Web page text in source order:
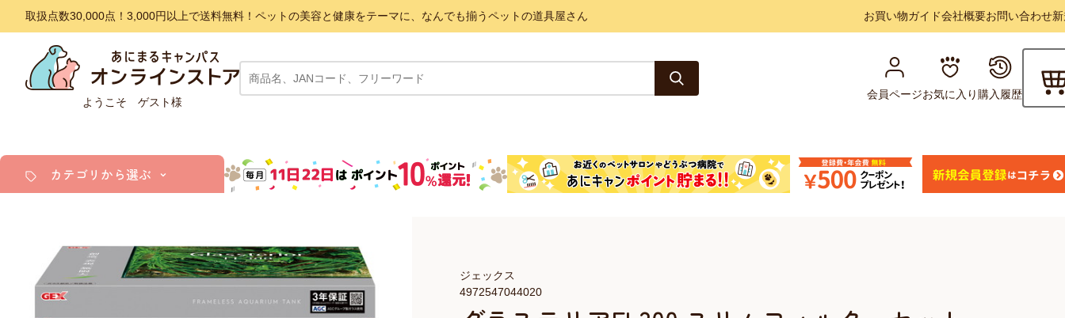
取扱点数30,000点！3,000円以上で送料無料！ペットの美容と健康をテーマに、なんでも揃うペットの道具屋さん お買い物ガイド会社概要お問い合わせ
ようこそ ゲスト様
会員ページお気に入り購入履歴
カテゴリから選ぶ
小動物・鳥
アクア・爬虫類・昆虫
4972547044020
ジェックス